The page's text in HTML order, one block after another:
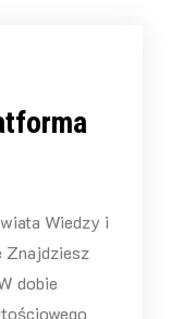
Wiedzy i
Znajdziesz
dobie